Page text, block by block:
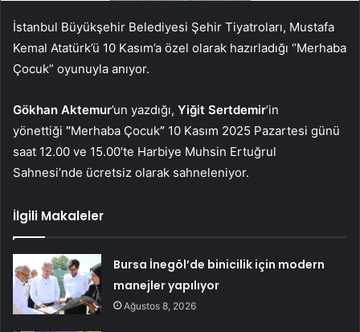
İstanbul Büyükşehir Belediyesi Şehir Tiyatroları, Mustafa
Kemal Atatürk’ü 10 Kasım’a özel olarak hazırladığı “Merhaba
Çocuk” oyunuyla anıyor.
Gökhan Aktemur’un yazdığı, Yiğit Sertdemir’in
yönettiği “Merhaba Çocuk” 10 Kasım 2025 Pazartesi günü
saat 12.00 ve 15.00’te Harbiye Muhsin Ertuğrul
Sahnesi’nde ücretsiz olarak sahneleniyor.
İlgili Makaleler
Bursa İnegöl’de binicilik için modern
manejler yapılıyor
Ağustos 8, 2026